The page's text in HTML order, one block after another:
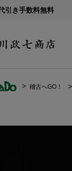
引き手数料無料
稽古へGO！